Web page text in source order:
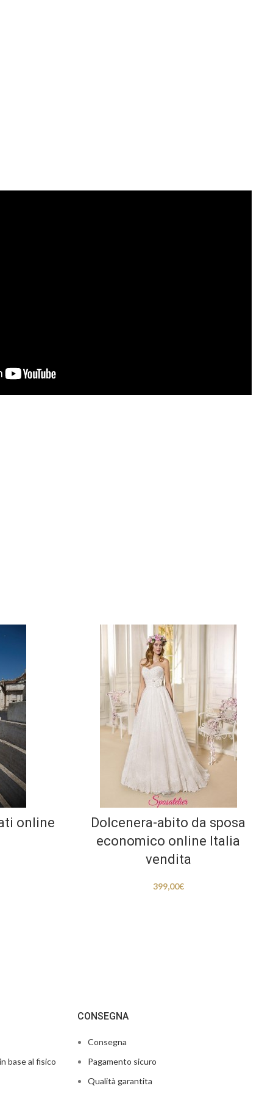
online
Dolcenera-abito da sposa
economico online Italia
vendita
399,00€
base al fisico
CONSEGNA
Consegna
Pagamento sicuro
Qualità garantita